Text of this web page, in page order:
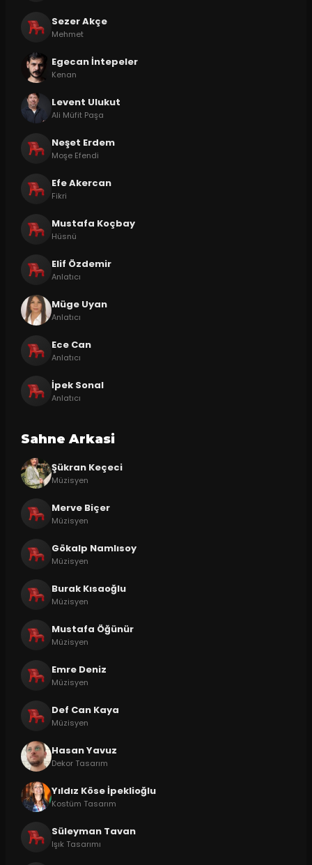
Sezer Akçe
Mehmet
Egecan İntepeler
Kenan
Levent Ulukut
Ali Müfit Paşa
Neşet Erdem
Moşe Efendi
Efe Akercan
Fikri
Mustafa Koçbay
Hüsnü
Elif Özdemir
Anlatıcı
Müge Uyan
Anlatıcı
Ece Can
Anlatıcı
İpek Sonal
Anlatıcı
Sahne Arkasi
Şükran Keçeci
Müzisyen
Merve Biçer
Müzisyen
Gökalp Namlısoy
Müzisyen
Burak Kısaoğlu
Müzisyen
Mustafa Öğünür
Müzisyen
Emre Deniz
Müzisyen
Def Can Kaya
Müzisyen
Hasan Yavuz
Dekor Tasarım
Yıldız Köse İpeklioğlu
Kostüm Tasarım
Süleyman Tavan
Işık Tasarımı